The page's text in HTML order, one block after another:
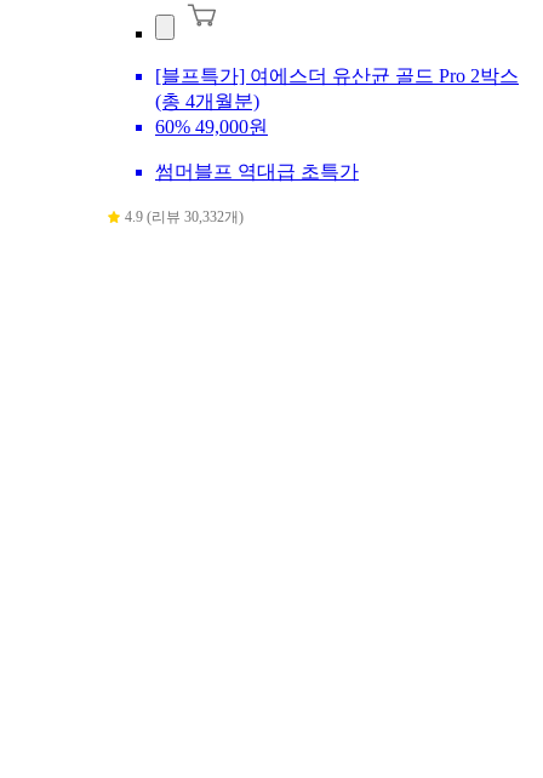
[블프특가] 여에스더 유산균 골드 Pro 2박스
(총 4개월분)
60% 49,000원
썸머블프 역대급 초특가
4.9 (리뷰 30,332개)